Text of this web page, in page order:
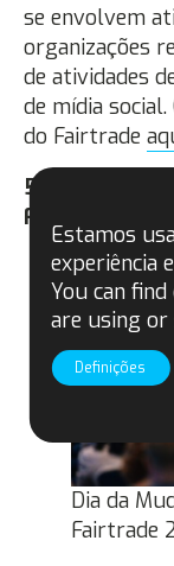
se envolvem
organizações
de atividades
de mídia
do Fairtrade
5. Inclusão de
Fairtrade
Dia da
Fairtrade
Estamos
experiência
You can
are using
Definições